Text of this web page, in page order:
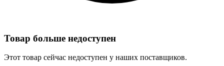
Товар больше недоступен
Этот товар сейчас недоступен у наших поставщиков.